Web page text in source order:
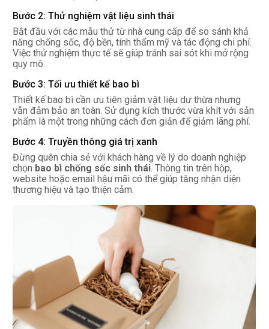
Bước 2: Thử nghiệm vật liệu sinh thái
Bắt đầu với các mẫu thử từ nhà cung cấp để so sánh khả
năng chống sốc, độ bền, tính thẩm mỹ và tác động chi phí.
Việc thử nghiệm thực tế sẽ giúp tránh sai sót khi mở rộng
quy mô.
Bước 3: Tối ưu thiết kế bao bì
Thiết kế bao bì cần ưu tiên giảm vật liệu dư thừa nhưng
vẫn đảm bảo an toàn. Sử dụng kích thước vừa khít với sản
phẩm là một trong những cách đơn giản để giảm lãng phí.
Bước 4: Truyền thông giá trị xanh
Đừng quên chia sẻ với khách hàng về lý do doanh nghiệp
chọn bao bì chống sốc sinh thái . Thông tin trên hộp,
website hoặc email hậu mãi có thể giúp tăng nhận diện
thương hiệu và tạo thiện cảm.